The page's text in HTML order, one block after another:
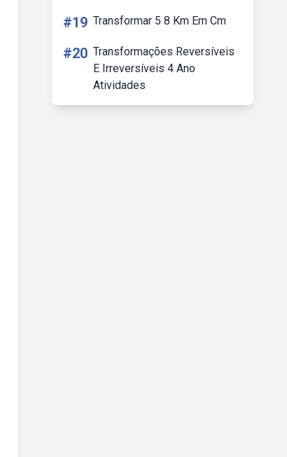
#19 Transformar 5 8 Km Em Cm
#20 Transformações Reversíveis
E Irreversíveis 4 Ano
Atividades